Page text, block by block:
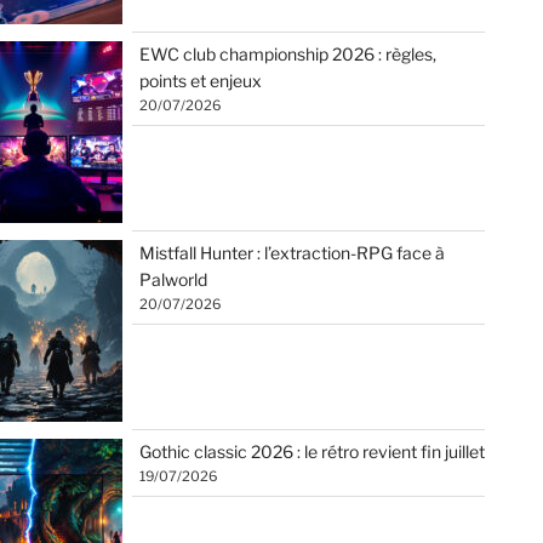
EWC club championship 2026 : règles,
points et enjeux
20/07/2026
Mistfall Hunter : l’extraction-RPG face à
Palworld
20/07/2026
Gothic classic 2026 : le rétro revient fin juillet
19/07/2026